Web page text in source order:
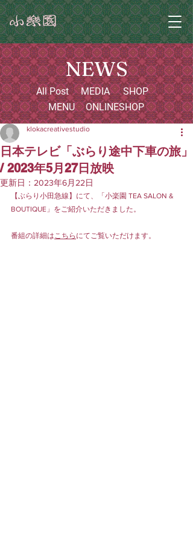
NEWS
All Post
MENU
MEDIA
SHOP
ONLINESHOP
日本テレビ「ぶらり途中下車の旅」
/ 2023年5月27日放映
klokacreativestudio
更新日： 2023年6月22日
【ぶらり小田急線】にて、「小楽園 TEA SALON &
BOUTIQUE」をご紹介いただきました。
番組の詳細はこちら にてご覧いただけます。